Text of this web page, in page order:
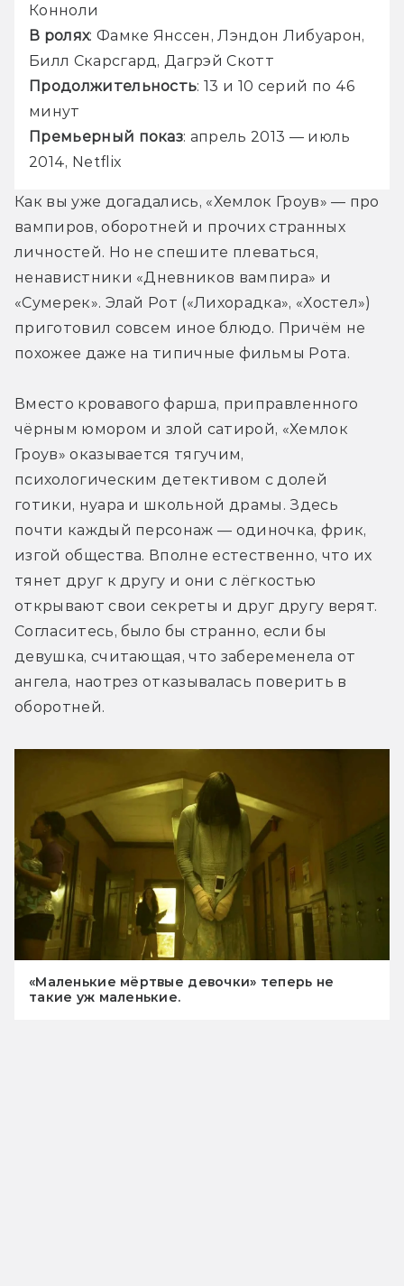
Конноли
В ролях: Фамке Янссен, Лэндон Либуарон,
Билл Скарсгард, Дагрэй Скотт
Продолжительность: 13 и 10 серий по 46
минут
Премьерный показ: апрель 2013 — июль
2014, Netflix
Как вы уже догадались, «Хемлок Гроув» — про
вампиров, оборотней и прочих странных
личностей. Но не спешите плеваться,
ненавистники «Дневников вампира» и
«Сумерек». Элай Рот («Лихорадка», «Хостел»)
приготовил совсем иное блюдо. Причём не
похожее даже на типичные фильмы Рота.
Вместо кровавого фарша, приправленного
чёрным юмором и злой сатирой, «Хемлок
Гроув» оказывается тягучим,
психологическим детективом с долей
готики, нуара и школьной драмы. Здесь
почти каждый персонаж — одиночка, фрик,
изгой общества. Вполне естественно, что их
тянет друг к другу и они с лёгкостью
открывают свои секреты и друг другу верят.
Согласитесь, было бы странно, если бы
девушка, считающая, что забеременела от
ангела, наотрез отказывалась поверить в
оборотней.
«Маленькие мёртвые девочки» теперь не
такие уж маленькие.